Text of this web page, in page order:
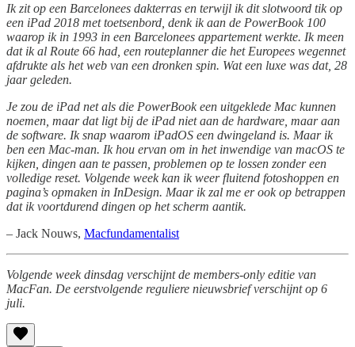
Ik zit op een Barcelonees dakterras en terwijl ik dit slotwoord tik op
een iPad 2018 met toetsenbord, denk ik aan de PowerBook 100
waarop ik in 1993 in een Barcelonees appartement werkte. Ik meen
dat ik al Route 66 had, een routeplanner die het Europees wegennet
afdrukte als het web van een dronken spin. Wat een luxe was dat, 28
jaar geleden.
Je zou de iPad net als die PowerBook een uitgeklede Mac kunnen
noemen, maar dat ligt bij de iPad niet aan de hardware, maar aan
de software. Ik snap waarom iPadOS een dwingeland is. Maar ik
ben een Mac-man. Ik hou ervan om in het inwendige van macOS te
kijken, dingen aan te passen, problemen op te lossen zonder een
volledige reset. Volgende week kan ik weer fluitend fotoshoppen en
pagina’s opmaken in InDesign. Maar ik zal me er ook op betrappen
dat ik voortdurend dingen op het scherm aantik.
– Jack Nouws, Macfundamentalist
Volgende week dinsdag verschijnt de members-only editie van
MacFan. De eerstvolgende reguliere nieuwsbrief verschijnt op 6
juli.